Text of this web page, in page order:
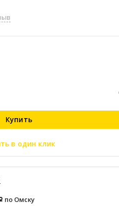
Купить
в один клик
по Омску